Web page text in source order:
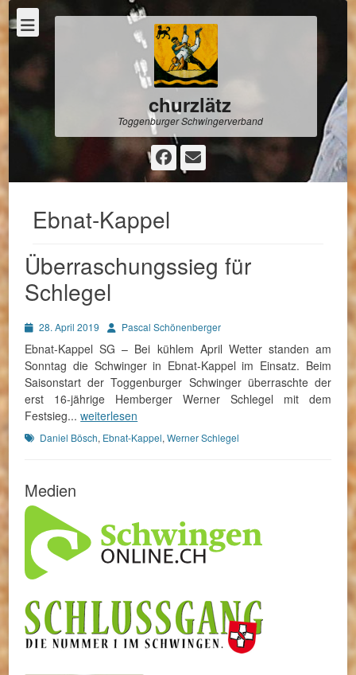
churzlätz
Toggenburger Schwingerverband
Facebook
E-
Mail
Ebnat-Kappel
Überraschungssieg für
Schlegel
Posted28. April 2019 AutorPascal Schönenberger
Ebnat-Kappel SG – Bei kühlem April Wetter standen am
Sonntag die Schwinger in Ebnat-Kappel im Einsatz. Beim
Saisonstart der Toggenburger Schwinger überraschte der
erst 16-jährige Hemberger Werner Schlegel mit dem
Festsieg...weiterlesen
Schlagworte
Daniel Bösch, Ebnat-Kappel,Werner Schlegel
Medien